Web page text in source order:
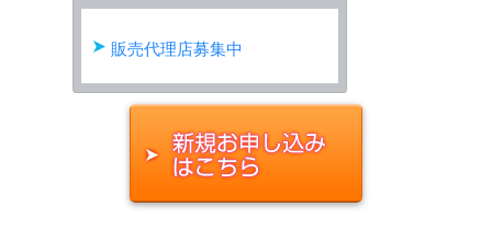
ようお願い申し上げます。
詳細は、運送会社の公式ウェブサ
イトをご覧ください。
ウォーター
【変更後】
・ライフスタイルウォーター
る可能性があります。
お客様には大変ご迷惑をおかけい
たしますが、何卒ご了承いただき
詳細は、各運送会社の公式ウェブ
サイトをご覧ください。
上げます。
現在は復旧作業が完了し、通常通
りご利用いただけます。
今後とも変わらぬご愛顧を賜りま
すよう、よろしくお願い申し上げ
ます。
■ライフスタイルウォーターカス
タマーセンターの営業について
・年内は、2021年12月27日（月）
17：00まで営業
在、通常通り配送させて頂いてお
詳細は、各運送会社の公式ウェブ
2018.8.28 ご利用規約の改定つ
いて
をご利用いただきありがとうござ
います。
18：00まで営業いたします。 ・年
始は、2018年1月4日（木） 9：00
より営業いたします。
2017.12.20 マイページについ
月3日（火）はお休みさせていた
だきます。
年始は 2017年1月4日（水）9：
00より営業いたします。
販売代理店募集中